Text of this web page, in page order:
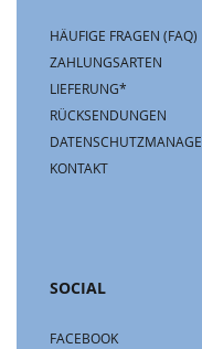
HÄUFIGE FRAGEN (FAQ)
ZAHLUNGSARTEN
LIEFERUNG*
RÜCKSENDUNGEN
KONTAKT
SOCIAL
FACEBOOK